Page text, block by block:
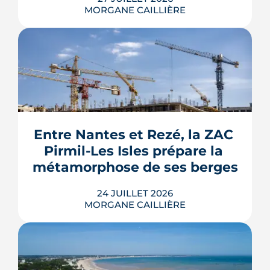
MORGANE CAILLIÈRE
Le Gouvernement prévoit de retirer six
familles de travaux du parcours « par
geste » de MaPrimeRénov' au 1er
septembre 2026, sous réserve de la
publication des textes définitifs.
fenêtres, VMC, chauffe-eau
thermodynamique, chauffage au bois
et solaire thermi...
Entre Nantes et Rezé, la ZAC
Pirmil-Les Isles prépare la
métamorphose de ses berges
24 JUILLET 2026
MORGANE CAILLIÈRE